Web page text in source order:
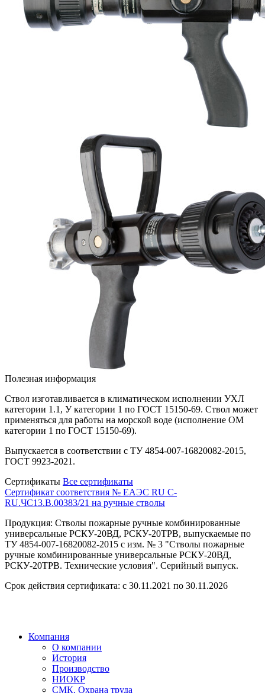
Полезная информация
Ствол изготавливается в климатическом исполнении УХЛ
категории 1.1, У категории 1 по ГОСТ 15150-69. Ствол может
применяться для работы на морской воде (исполнение ОМ
категории 1 по ГОСТ 15150-69).
Выпускается в соответствии с ТУ 4854-007-16820082-2015,
ГОСТ 9923-2021.
Сертификаты Все сертификаты
Сертификат соответствия № ЕАЭС RU C-
RU.ЧС13.В.00383/21 на ручные стволы
Продукция: Стволы пожарные ручные комбинированные
универсальные РСКУ-20ВД, РСКУ-20ТРВ, выпускаемые по
ТУ 4854-007-16820082-2015 с изм. № 3 "Стволы пожарные
ручные комбинированные универсальные РСКУ-20ВД,
РСКУ-20ТРВ. Технические условия". Серийный выпуск.
Срок действия сертификата: с 30.11.2021 по 30.11.2026
Компания
О компании
История
Производство
НИОКР
СМК. Охрана труда